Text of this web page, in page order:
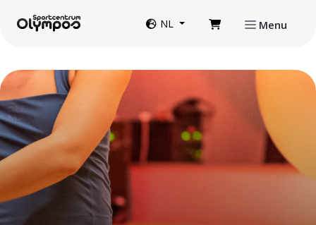
NL Menu